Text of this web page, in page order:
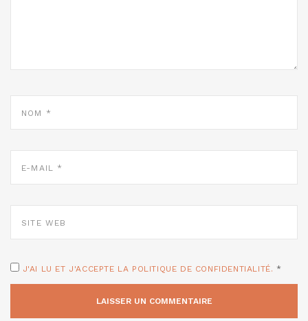
MAIL
WEB
J'AI LU ET J'ACCEPTE LA POLITIQUE DE CONFIDENTIALITÉ. *